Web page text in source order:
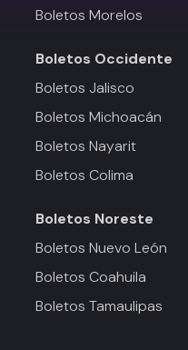
Boletos Morelos
Boletos Occidente
Boletos Jalisco
Boletos Michoacán
Boletos Nayarit
Boletos Colima
Boletos Noreste
Boletos Nuevo León
Boletos Coahuila
Boletos Tamaulipas